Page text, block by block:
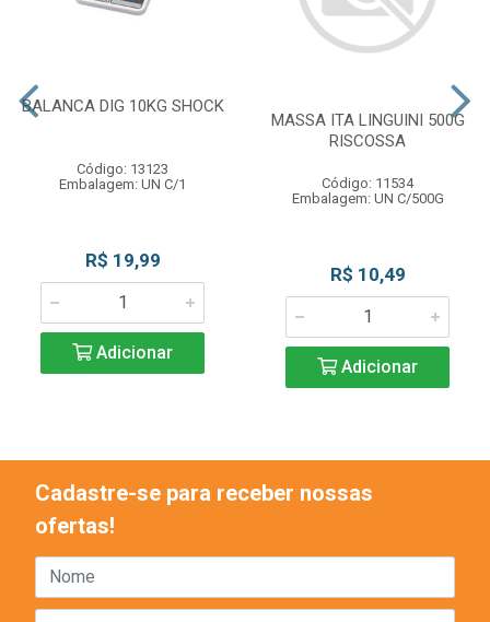
BALANCA DIG 10KG SHOCK
Código: 13123
Embalagem: UN C/1
R$ 19,99
Adicionar
MASSA ITA LINGUINI 500G
RISCOSSA
Código: 11534
Embalagem: UN C/500G
R$ 10,49
Adicionar
Cadastre-se para receber nossas
ofertas!